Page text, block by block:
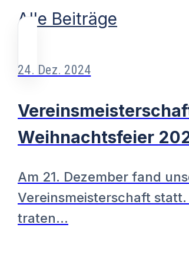
Alle Beiträge
24. Dez. 2024
Weihnachtsfeier
Am 21. Dezember fand
Vereinsmeisterschaft statt.
traten…